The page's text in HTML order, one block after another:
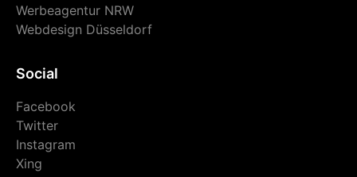
Werbeagentur NRW
Webdesign Düsseldorf
Social
Facebook
Twitter
Instagram
Xing